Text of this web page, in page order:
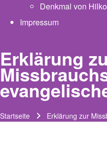
Denkmal von
Impressum
Erklärung
Startseite Erklärung zur